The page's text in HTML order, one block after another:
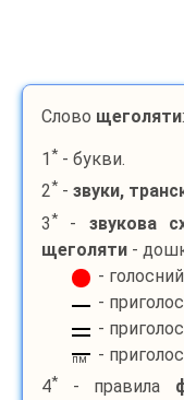
Слово щеголяти
1 * - букви.
2* - звуки,
3* - звукова
щеголяти -
-
-
-
пм
-
4* - правила